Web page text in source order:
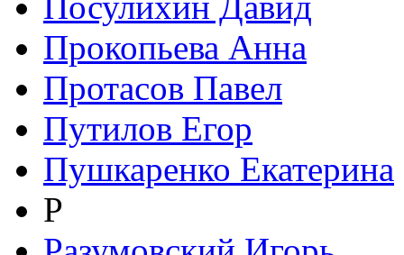
Прокопьева Анна
Протасов Павел
Путилов Егор
Пушкаренко Екатерина
Р